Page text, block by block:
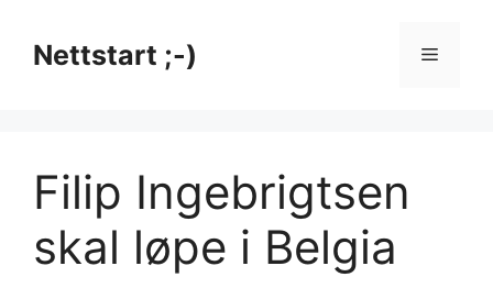
innholdNettstart ;-) Meny
Filip Ingebrigtsen
skal løpe i Belgia